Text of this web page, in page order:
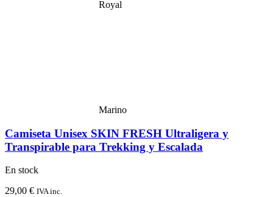
Royal
Marino
Camiseta Unisex SKIN FRESH Ultraligera y
Transpirable para Trekking y Escalada
En stock
29,00 € IVA inc.